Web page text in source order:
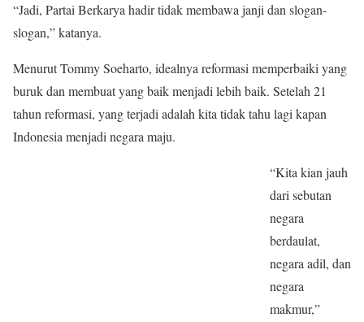
“Jadi, Partai Berkarya hadir tidak membawa janji dan slogan-
slogan,” katanya.
Menurut Tommy Soeharto, idealnya reformasi memperbaiki yang
buruk dan membuat yang baik menjadi lebih baik. Setelah 21
tahun reformasi, yang terjadi adalah kita tidak tahu lagi kapan
Indonesia menjadi negara maju.
“Kita kian jauh
dari sebutan
negara
berdaulat,
negara adil, dan
negara
makmur,”